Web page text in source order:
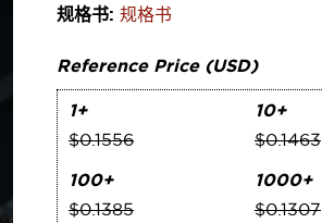
规格书: 规格书
Reference Price (USD)
1+
$0.1556
10+
$0.1463
100+
$0.1385
1000+
$0.1307